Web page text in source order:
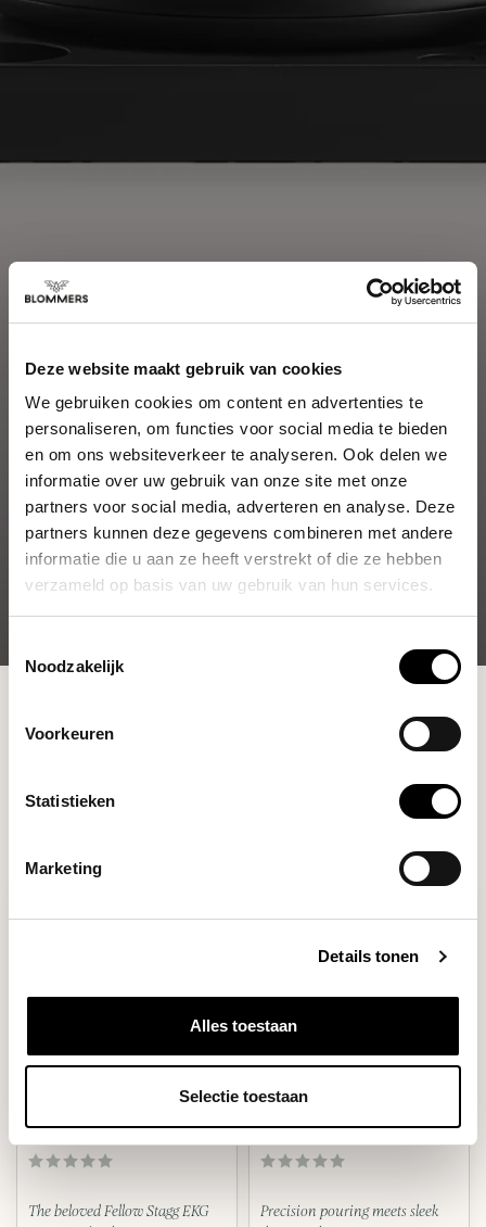
Deze website maakt gebruik van cookies
We gebruiken cookies om content en advertenties te
personaliseren, om functies voor social media te bieden
en om ons websiteverkeer te analyseren. Ook delen we
informatie over uw gebruik van onze site met onze
partners voor social media, adverteren en analyse. Deze
partners kunnen deze gegevens combineren met andere
informatie die u aan ze heeft verstrekt of die ze hebben
verzameld op basis van uw gebruik van hun services.
Noodzakelijk
Voorkeuren
Statistieken
Marketing
Details tonen
Alles toestaan
Selectie toestaan
STAGG EKG PRO (BLACK)
The beloved Fellow Stagg EKG
AURA KETTLE (BLACK)
Precision pouring meets sleek